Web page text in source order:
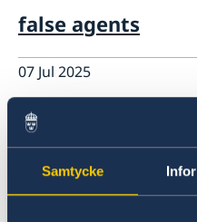
Samtycke
false agents
07 Jul 2025
If you need to
can now do so in
03 Apr 2025